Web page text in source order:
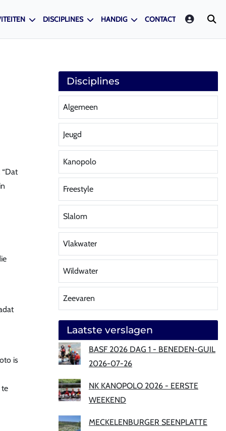
LOGIN
DISCIPLINES HANDIG CONTACT
is
te
Disciplines
Algemeen
Jeugd
Kanopolo
Freestyle
Slalom
Vlakwater
Wildwater
Zeevaren
Laatste verslagen
BASF 2026 DAG 1 - BENEDEN-GUIL
2026-07-26
NK KANOPOLO 2026 - EERSTE
WEEKEND
MECKELENBURGER SEENPLATTE